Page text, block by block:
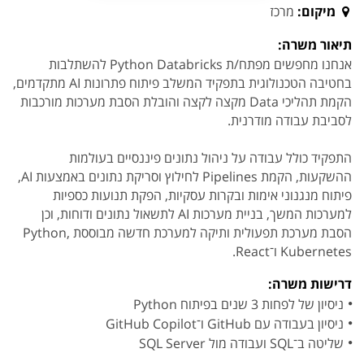
מיקום: מרכז
תיאור משרה:
אנחנו מחפשים מפתח/ת Python Databricks להשתלבות
בחטיבה הטכנולוגית בתפקיד המשלב פיתוח פתרונות AI מתקדמים,
הקמת תהליכי Data מקצה לקצה והובלת הסבת מערכות מורכבות
לסביבת עבודה מודרנית.
התפקיד כולל עבודה על ניהול נתונים פיננסיים בעולמות
ההשקעות, הקמת Pipelines לחילוץ וסריקת נתונים באמצעות AI,
פיתוח מנגנוני אימות ובקרות עסקיות, הפקת תנועות כספיות
למערכות המשך, בניית מערכות AI לתשאול נתונים ודוחות, וכן
הסבת מערכת תפעולית ותיקה למערכת חדשה מבוססת Python,
Kubernetes ו־React.
דרישות משרה:
ניסיון של לפחות 3 שנים בפיתוח Python
ניסיון בעבודה עם GitHub ו־GitHub Copilot
שליטה ב־SQL ועבודה מול SQL Server